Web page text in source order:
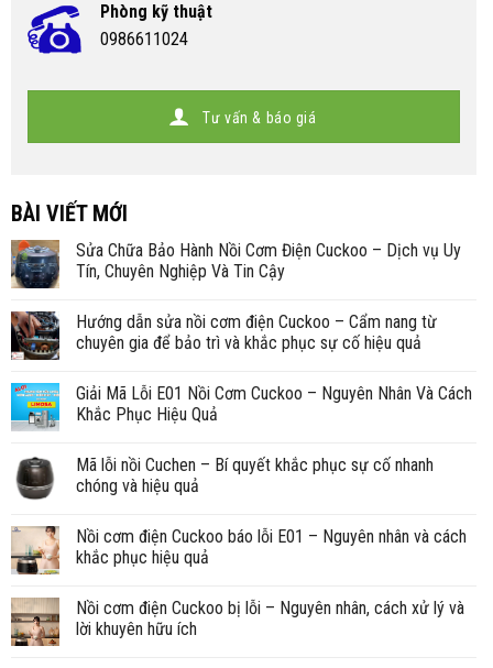
Phòng kỹ thuật
0986611024
Tư vấn & báo giá
BÀI VIẾT MỚI
Sửa Chữa Bảo Hành Nồi Cơm Điện Cuckoo – Dịch vụ Uy
Tín, Chuyên Nghiệp Và Tin Cậy
Hướng dẫn sửa nồi cơm điện Cuckoo – Cẩm nang từ
chuyên gia để bảo trì và khắc phục sự cố hiệu quả
Giải Mã Lỗi E01 Nồi Cơm Cuckoo – Nguyên Nhân Và Cách
Khắc Phục Hiệu Quả
Mã lỗi nồi Cuchen – Bí quyết khắc phục sự cố nhanh
chóng và hiệu quả
Nồi cơm điện Cuckoo báo lỗi E01 – Nguyên nhân và cách
khắc phục hiệu quả
Nồi cơm điện Cuckoo bị lỗi – Nguyên nhân, cách xử lý và
lời khuyên hữu ích